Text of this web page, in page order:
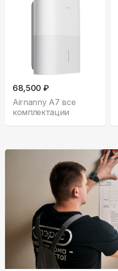
68,500 ₽
Airnanny A7 все
комплектации